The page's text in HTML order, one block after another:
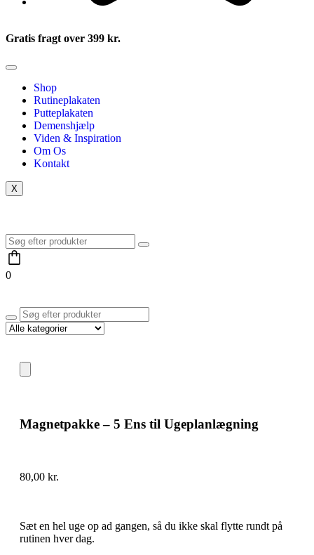
Gratis fragt over 399 kr.
Shop
Rutineplakaten
Putteplakaten
Demenshjælp
Viden & Inspiration
Om Os
Kontakt
X
0
Magnetpakke – 5 Ens til Ugeplanlægning
80,00 kr.
Sæt en hel uge op ad gangen, så du ikke skal flytte rundt på
rutinen hver dag.